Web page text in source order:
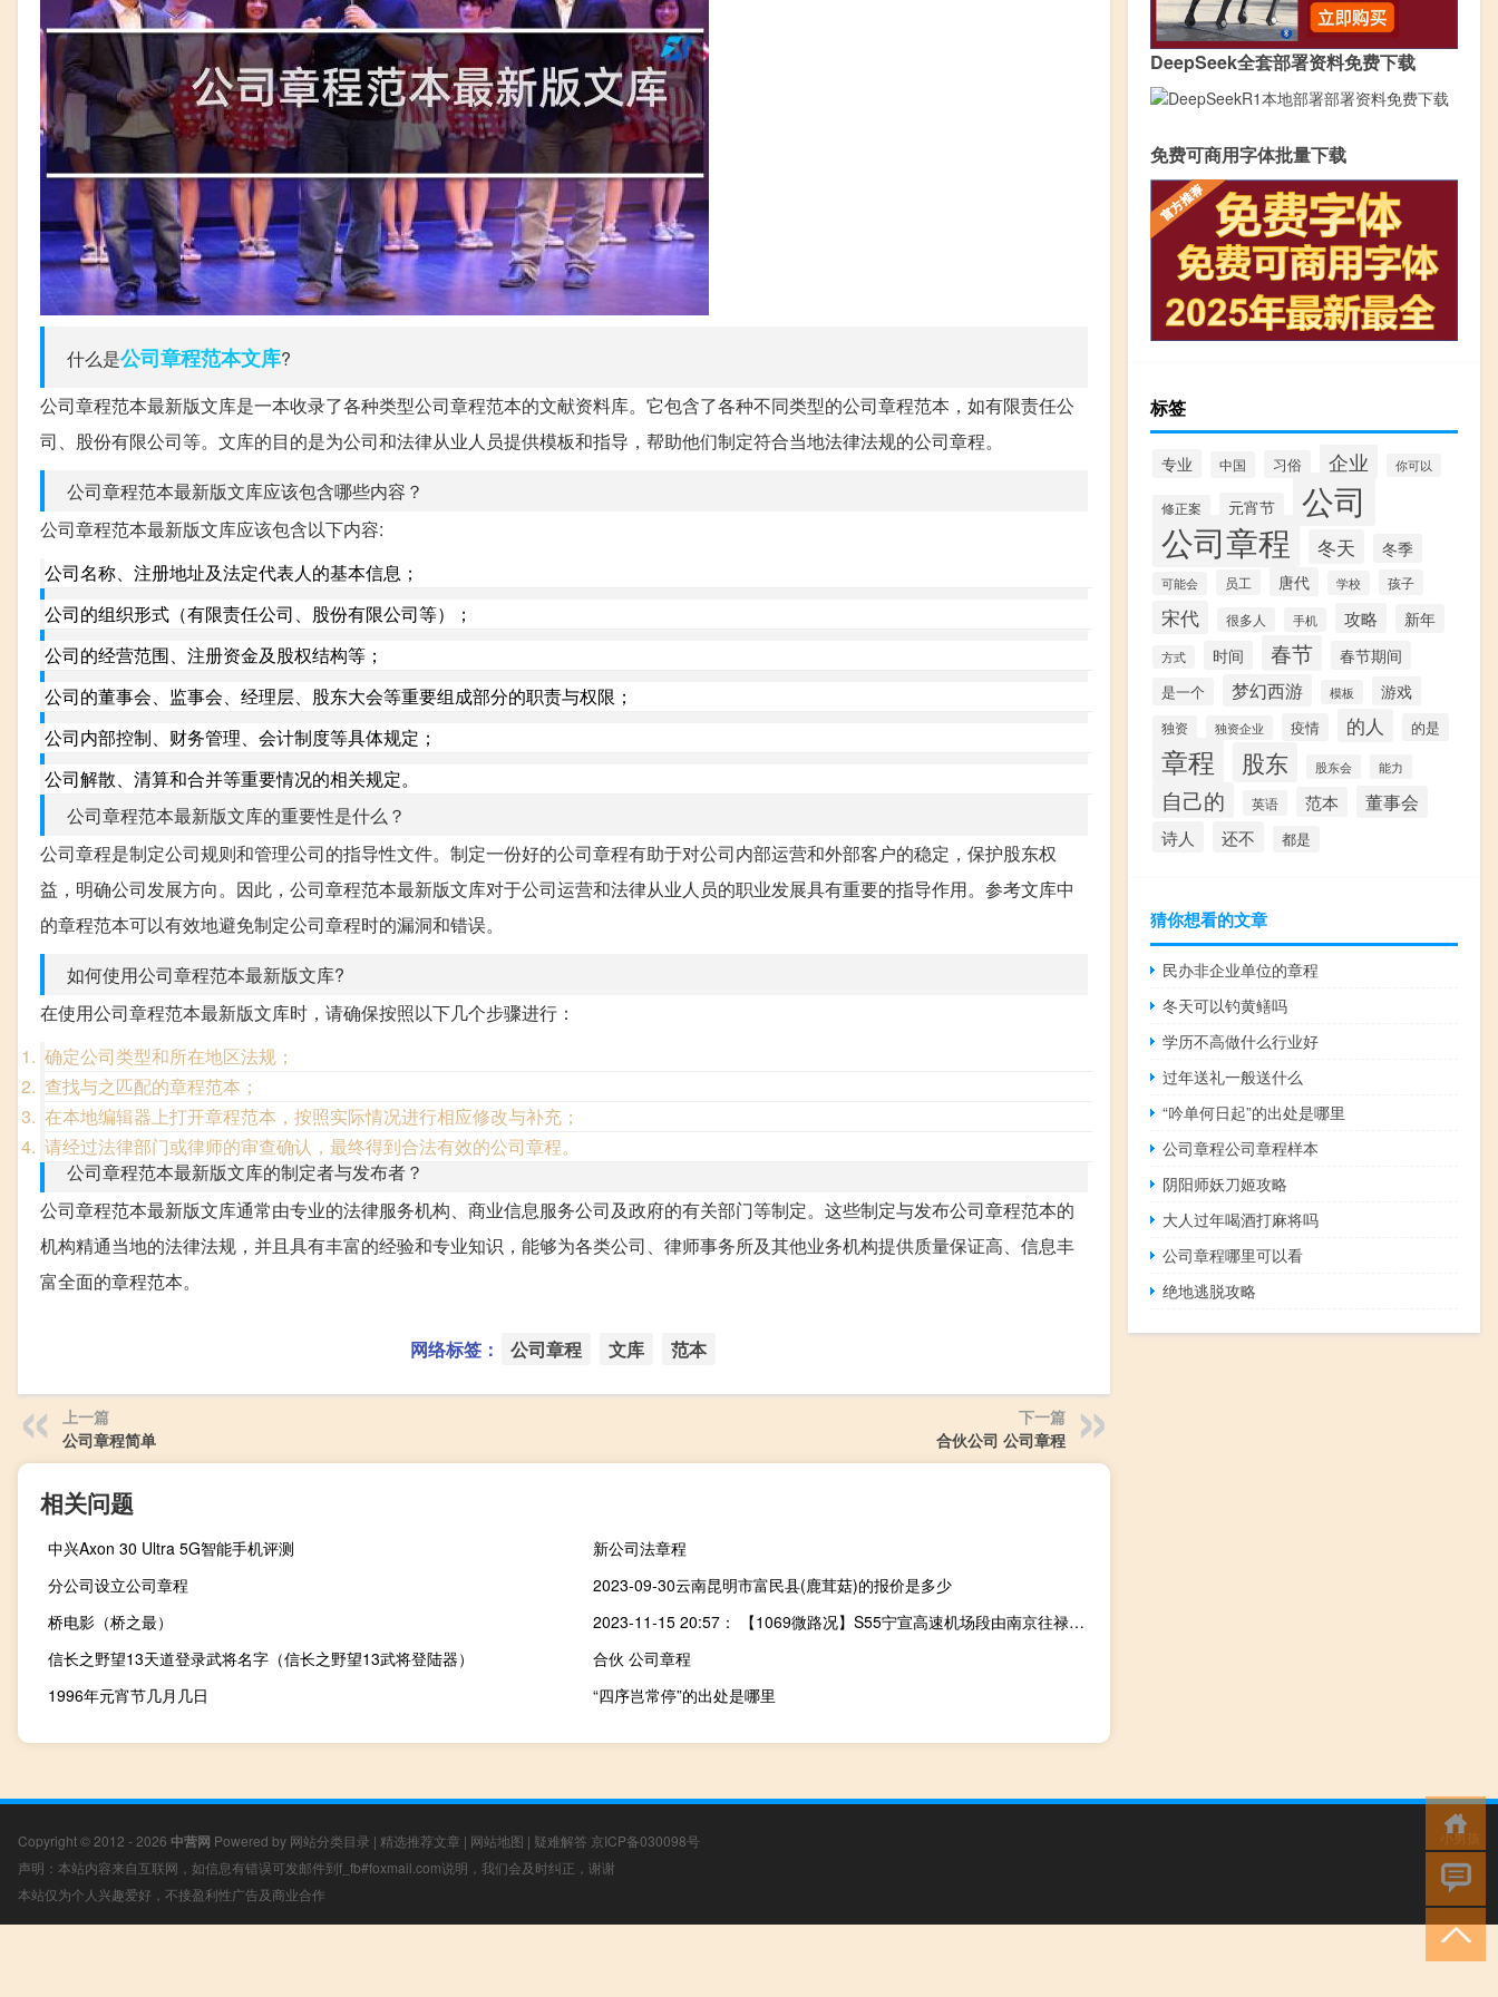
什么是公司章程范本文库?
公司章程范本最新版文库是一本收录了各种类型公司章程范本的文献资料库。它包含了各种不同类型的公司章程范本，如有限责任公
司、股份有限公司等。文库的目的是为公司和法律从业人员提供模板和指导，帮助他们制定符合当地法律法规的公司章程。
公司章程范本最新版文库应该包含哪些内容？
公司章程范本最新版文库应该包含以下内容:
公司名称、注册地址及法定代表人的基本信息；
公司的组织形式（有限责任公司、股份有限公司等）；
公司的经营范围、注册资金及股权结构等；
公司的董事会、监事会、经理层、股东大会等重要组成部分的职责与权限；
公司内部控制、财务管理、会计制度等具体规定；
公司解散、清算和合并等重要情况的相关规定。
公司章程范本最新版文库的重要性是什么？
公司章程是制定公司规则和管理公司的指导性文件。制定一份好的公司章程有助于对公司内部运营和外部客户的稳定，保护股东权
益，明确公司发展方向。因此，公司章程范本最新版文库对于公司运营和法律从业人员的职业发展具有重要的指导作用。参考文库中
的章程范本可以有效地避免制定公司章程时的漏洞和错误。
如何使用公司章程范本最新版文库?
在使用公司章程范本最新版文库时，请确保按照以下几个步骤进行：
确定公司类型和所在地区法规；
查找与之匹配的章程范本；
在本地编辑器上打开章程范本，按照实际情况进行相应修改与补充；
请经过法律部门或律师的审查确认，最终得到合法有效的公司章程。
公司章程范本最新版文库的制定者与发布者？
公司章程范本最新版文库通常由专业的法律服务机构、商业信息服务公司及政府的有关部门等制定。这些制定与发布公司章程范本的
机构精通当地的法律法规，并且具有丰富的经验和专业知识，能够为各类公司、律师事务所及其他业务机构提供质量保证高、信息丰
富全面的章程范本。
网络标签： 公司章程 文库 范本
上一篇
公司章程简单
下一篇
合伙公司 公司章程
相关问题
中兴Axon 30 Ultra 5G智能手机评测
新公司法章程
分公司设立公司章程
2023-09-30云南昆明市富民县(鹿茸菇)的报价是多少
桥电影（桥之最）
2023-11-15 20:57： 【1069微路况】S55宁宣高速机场段由南京往禄口机场方向0K至1K花神庙枢纽附近，由于施工养护，占用3车道、应急车道，施工时间：2023年11月16日9时至2023年11月16日16时30分。 ​​​
信长之野望13天道登录武将名字（信长之野望13武将登陆器）
合伙 公司章程
1996年元宵节几月几日
“四序岂常停”的出处是哪里
DeepSeek全套部署资料免费下载
免费可商用字体批量下载
标签
专业 中国 习俗 企业 你可以
修正案 元宵节 公司
公司章程 冬天 冬季
可能会 员工 唐代 学校 孩子
宋代 很多人 手机 攻略 新年
方式 时间 春节 春节期间
是一个 梦幻西游 模板 游戏
独资 独资企业 疫情 的人 的是
章程 股东 股东会 能力
自己的 英语 范本 董事会
诗人 还不 都是
猜你想看的文章
民办非企业单位的章程
冬天可以钓黄鳝吗
学历不高做什么行业好
过年送礼一般送什么
“吟单何日起”的出处是哪里
公司章程公司章程样本
阴阳师妖刀姬攻略
大人过年喝酒打麻将吗
公司章程哪里可以看
绝地逃脱攻略
Copyright © 2012 - 2026 中营网 Powered by 网站分类目录 | 精选推荐文章 | 网站地图 | 疑难解答 京ICP备030098号
声明：本站内容来自互联网，如信息有错误可发邮件到f_fb#foxmail.com说明，我们会及时纠正，谢谢
本站仅为个人兴趣爱好，不接盈利性广告及商业合作
小男孩